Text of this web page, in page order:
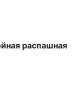
распашная